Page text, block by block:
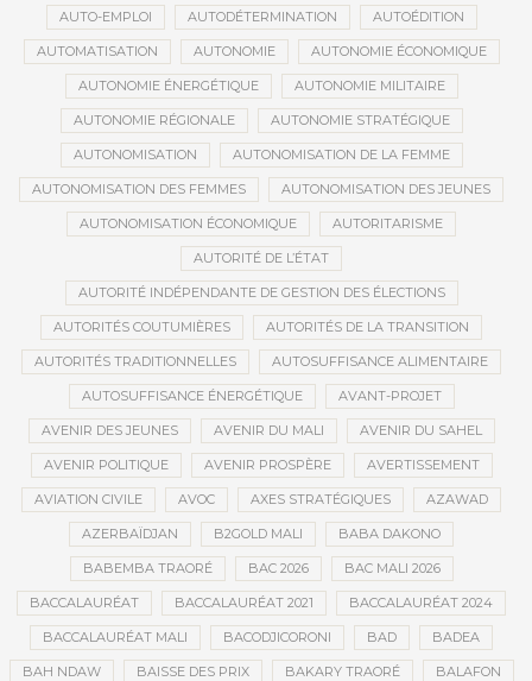
AUTO-EMPLOI AUTODÉTERMINATION AUTOÉDITION
AUTOMATISATION AUTONOMIE AUTONOMIE ÉCONOMIQUE
AUTONOMIE ÉNERGÉTIQUE AUTONOMIE MILITAIRE
AUTONOMIE RÉGIONALE AUTONOMIE STRATÉGIQUE
AUTONOMISATION AUTONOMISATION DE LA FEMME
AUTONOMISATION DES FEMMES AUTONOMISATION DES JEUNES
AUTONOMISATION ÉCONOMIQUE AUTORITARISME
AUTORITÉ DE L’ÉTAT
AUTORITÉ INDÉPENDANTE DE GESTION DES ÉLECTIONS
AUTORITÉS COUTUMIÈRES AUTORITÉS DE LA TRANSITION
AUTORITÉS TRADITIONNELLES AUTOSUFFISANCE ALIMENTAIRE
AUTOSUFFISANCE ÉNERGÉTIQUE AVANT-PROJET
AVENIR DES JEUNES AVENIR DU MALI AVENIR DU SAHEL
AVENIR POLITIQUE AVENIR PROSPÈRE AVERTISSEMENT
AVIATION CIVILE AVOC AXES STRATÉGIQUES AZAWAD
AZERBAÏDJAN B2GOLD MALI BABA DAKONO
BABEMBA TRAORÉ BAC 2026 BAC MALI 2026
BACCALAURÉAT BACCALAURÉAT 2021 BACCALAURÉAT 2024
BACCALAURÉAT MALI BACODJICORONI BAD BADEA
BAH NDAW BAISSE DES PRIX BAKARY TRAORÉ BALAFON